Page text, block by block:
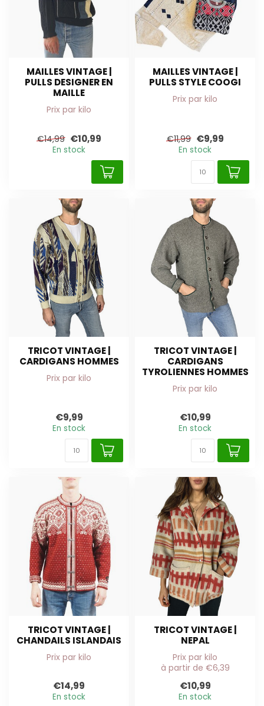
MAILLES VINTAGE |
PULLS DESIGNER EN
MAILLE
Prix par kilo
€14,99 €10,99
En stock
MAILLES VINTAGE |
PULLS STYLE COOGI
Prix par kilo
€11,99 €9,99
En stock
TRICOT VINTAGE |
CARDIGANS HOMMES
Prix par kilo
€9,99
En stock
TRICOT VINTAGE |
CARDIGANS
TYROLIENNES HOMMES
Prix par kilo
€10,99
En stock
TRICOT VINTAGE |
CHANDAILS ISLANDAIS
Prix par kilo
€14,99
En stock
TRICOT VINTAGE |
NEPAL
Prix par kilo
à partir de €6,39
€10,99
En stock